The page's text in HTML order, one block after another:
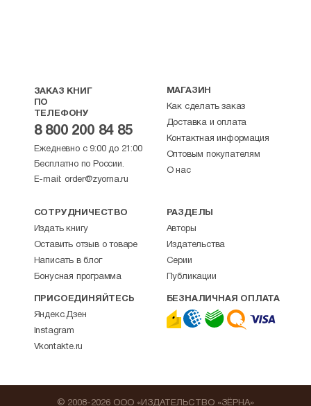
ЗАКАЗ КНИГ
ПО
ТЕЛЕФОНУ
8 800 200 84 85
Ежедневно с 9:00 до 21:00
Бесплатно по России.
E-mail: order@zyorna.ru
МАГАЗИН
Как сделать заказ
Доставка и оплата
Контактная информация
Оптовым покупателям
О нас
СОТРУДНИЧЕСТВО
Издать книгу
Оставить отзыв о товаре
Написать в блог
Бонусная программа
РАЗДЕЛЫ
Авторы
Издательства
Серии
Публикации
ПРИСОЕДИНЯЙТЕСЬ
Яндекс.Дзен
Instagram
Vkontakte.ru
БЕЗНАЛИЧНАЯ ОПЛАТА
© 2008-2026 ООО «ИЗДАТЕЛЬСТВО «ЗЁРНА»